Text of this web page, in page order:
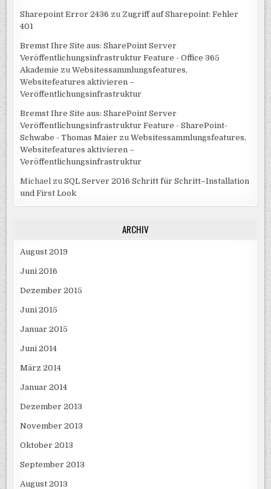
Sharepoint Error 2436 zu Zugriff auf Sharepoint: Fehler
401
Bremst Ihre Site aus: SharePoint Server
Veröffentlichungsinfrastruktur Feature - Office 365
Akademie zuWebsitessammlungsfeatures,
Websitefeatures aktivieren –
Veröffentlichungsinfrastruktur
Bremst Ihre Site aus: SharePoint Server
Veröffentlichungsinfrastruktur Feature - SharePoint-
Schwabe - Thomas Maier zuWebsitessammlungsfeatures,
Websitefeatures aktivieren –
Veröffentlichungsinfrastruktur
Michael zuSQL Server 2016 Schritt für Schritt–Installation
und First Look
ARCHIV
August 2019
Juni 2016
Dezember 2015
Juni 2015
Januar 2015
Juni 2014
März 2014
Januar 2014
Dezember 2013
November 2013
Oktober 2013
September 2013
August 2013